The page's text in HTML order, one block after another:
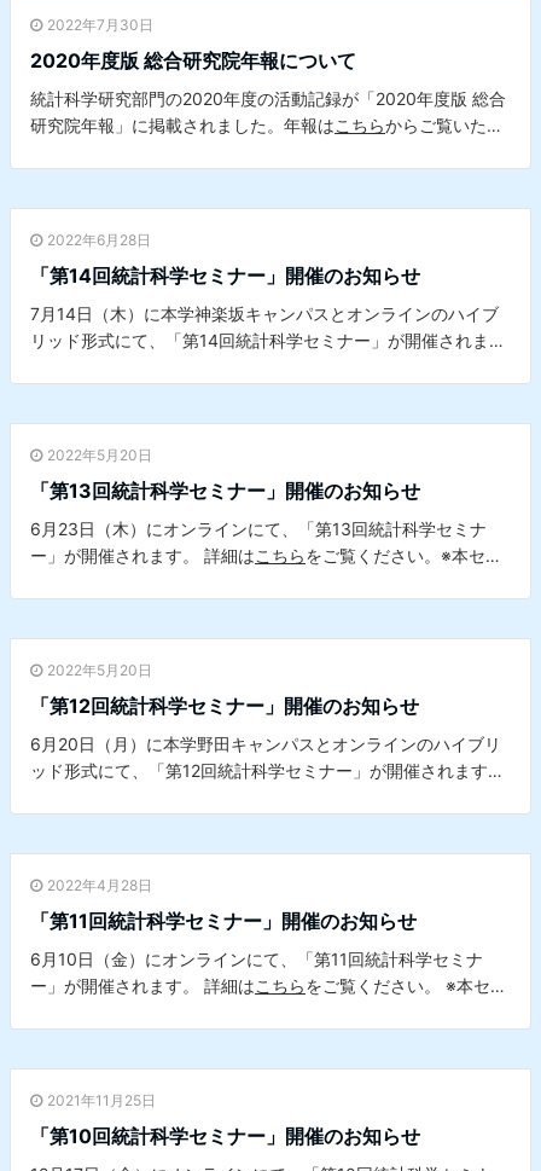
2022年7月30日
2020年度版 総合研究院年報について
統計科学研究部門の2020年度の活動記録が「2020年度版 総合
研究院年報」に掲載されました。年報はこちらからご覧いただ
2022年6月28日
「第14回統計科学セミナー」開催のお知らせ
7月14日（木）に本学神楽坂キャンパスとオンラインのハイブ
リッド形式にて、「第14回統計科学セミナー」が開催されま
2022年5月20日
「第13回統計科学セミナー」開催のお知らせ
6月23日（木）にオンラインにて、「第13回統計科学セミナ
ー」が開催されます。 詳細はこちらをご覧ください。※本セミ
2022年5月20日
「第12回統計科学セミナー」開催のお知らせ
6月20日（月）に本学野田キャンパスとオンラインのハイブリ
ッド形式にて、「第12回統計科学セミナー」が開催されます。
2022年4月28日
「第11回統計科学セミナー」開催のお知らせ
6月10日（金）にオンラインにて、「第11回統計科学セミナ
ー」が開催されます。 詳細はこちらをご覧ください。 ※本セミ
2021年11月25日
「第10回統計科学セミナー」開催のお知らせ